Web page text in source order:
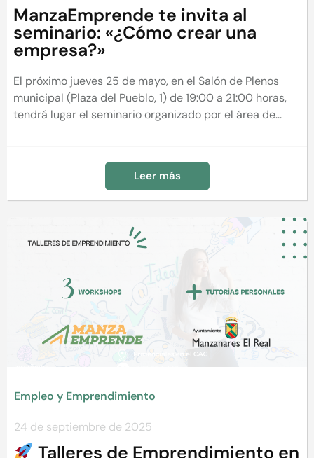
ManzaEmprende te invita al
seminario: «¿Cómo crear una
empresa?»
El próximo jueves 25 de mayo, en el Salón de Plenos
municipal (Plaza del Pueblo, 1) de 19:00 a 21:00 horas,
tendrá lugar el seminario organizado por el área de...
Leer más
Empleo y Emprendimiento
24 de septiembre de 2025
Talleres de Emprendimiento en